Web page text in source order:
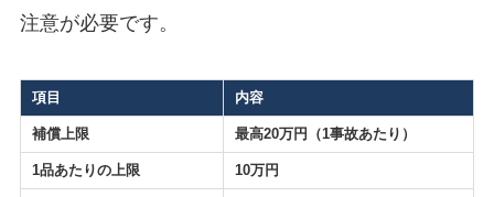
注意が必要です。
項目 内容
補償上限 最高20万円（1事故あたり）
1品あたりの上限 10万円